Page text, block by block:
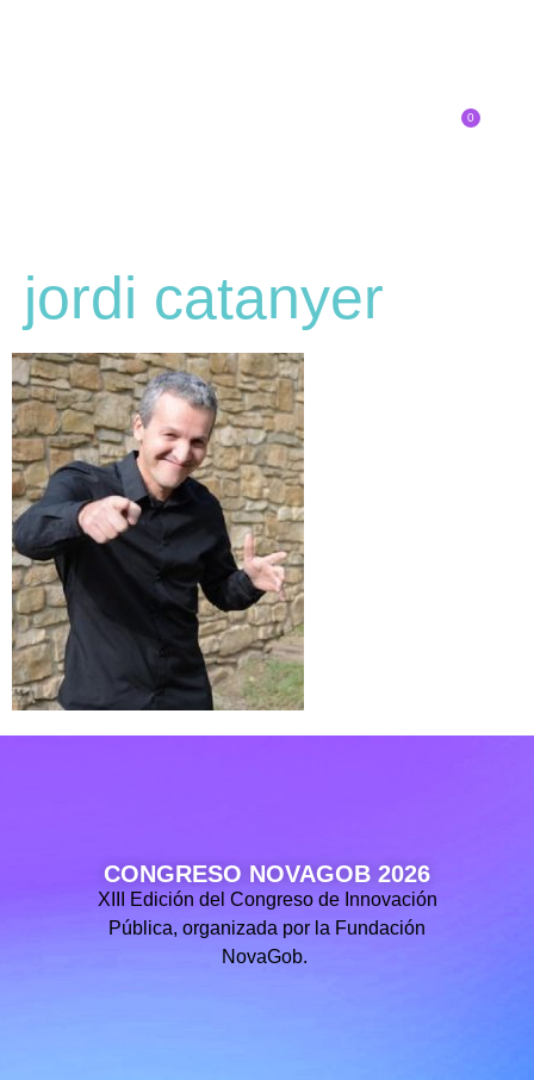
0
jordi catanyer
CONGRESO NOVAGOB 2026
XIII Edición del Congreso de Innovación
Pública, organizada por la Fundación
NovaGob.